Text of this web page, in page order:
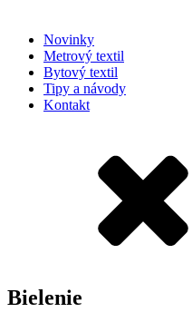
Novinky
Metrový textil
Bytový textil
Tipy a návody
Kontakt
Bielenie